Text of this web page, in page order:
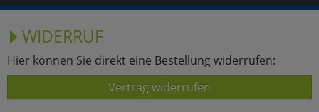
WIDERRUF
Hier können Sie direkt eine Bestellung widerrufen:
Vertrag widerrufen